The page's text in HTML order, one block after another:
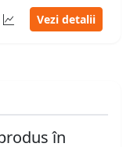
Vezi detalii
în